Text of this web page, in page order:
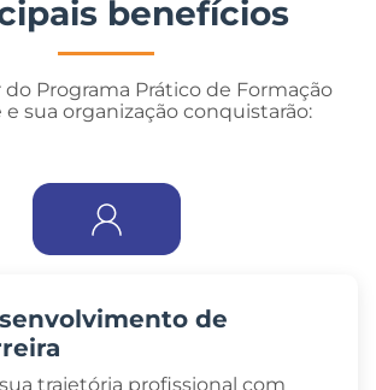
benefícios
Programa Prático de Formação
e sua organização conquistarão:
de
trajetória profissional com